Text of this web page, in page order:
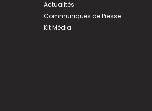
Actualités
Communiqués de Presse
Kit Média